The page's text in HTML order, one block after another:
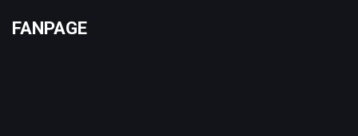
FANPAGE